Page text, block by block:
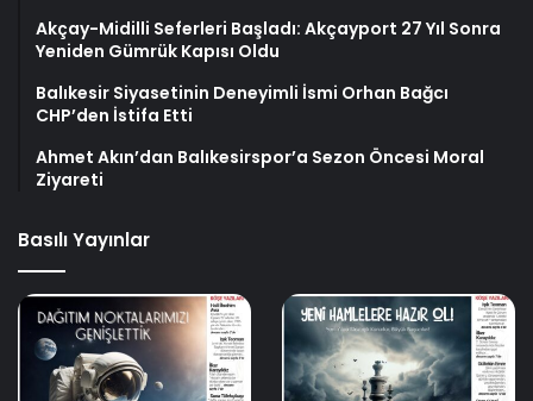
Akçay-Midilli Seferleri Başladı: Akçayport 27 Yıl Sonra
Yeniden Gümrük Kapısı Oldu
Balıkesir Siyasetinin Deneyimli İsmi Orhan Bağcı
CHP’den İstifa Etti
Ahmet Akın’dan Balıkesirspor’a Sezon Öncesi Moral
Ziyareti
Basılı Yayınlar